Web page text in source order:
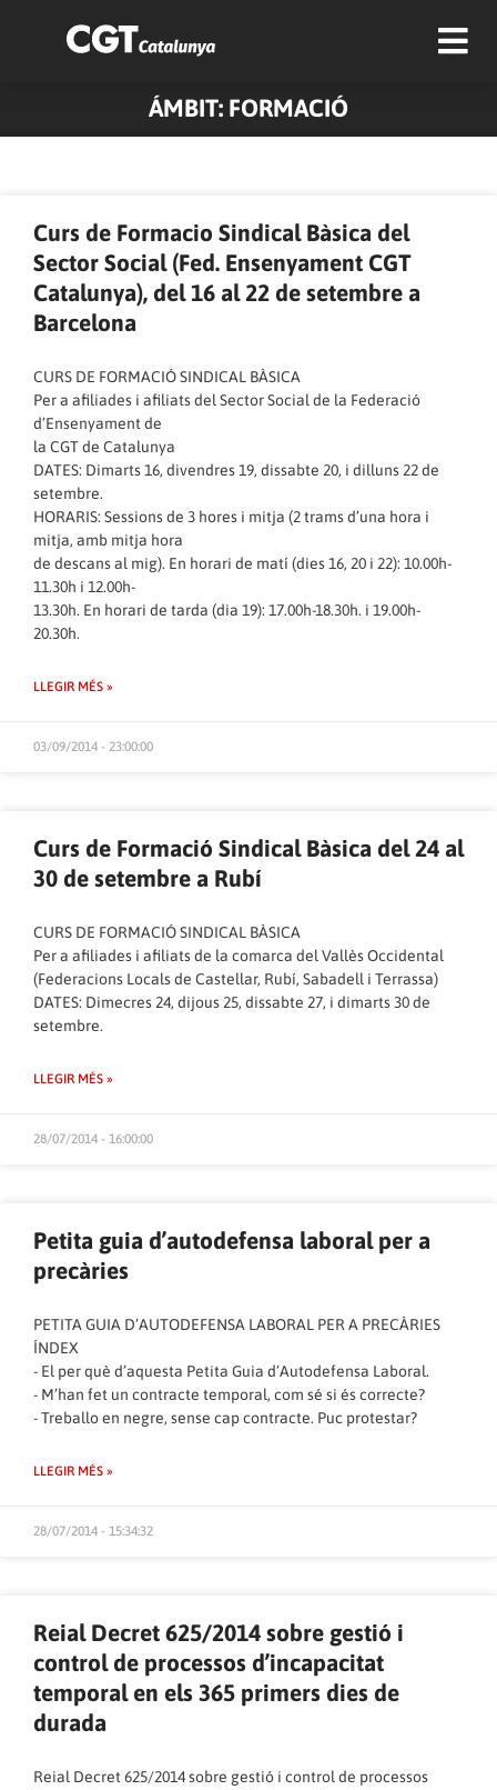
ÁMBIT: FORMACIÓ
Curs de Formacio Sindical Bàsica del
Sector Social (Fed. Ensenyament CGT
Catalunya), del 16 al 22 de setembre a
Barcelona
CURS DE FORMACIÓ SINDICAL BÀSICA
Per a afiliades i afiliats del Sector Social de la Federació
d’Ensenyament de
la CGT de Catalunya
DATES: Dimarts 16, divendres 19, dissabte 20, i dilluns 22 de
setembre.
HORARIS: Sessions de 3 hores i mitja (2 trams d’una hora i
mitja, amb mitja hora
de descans al mig). En horari de matí (dies 16, 20 i 22): 10.00h-
11.30h i 12.00h-
13.30h. En horari de tarda (dia 19): 17.00h-18.30h. i 19.00h-
20.30h.
LLEGIR MÉS »
03/09/2014 - 23:00:00
Curs de Formació Sindical Bàsica del 24 al
30 de setembre a Rubí
CURS DE FORMACIÓ SINDICAL BÀSICA
Per a afiliades i afiliats de la comarca del Vallès Occidental
(Federacions Locals de Castellar, Rubí, Sabadell i Terrassa)
DATES: Dimecres 24, dijous 25, dissabte 27, i dimarts 30 de
setembre.
LLEGIR MÉS »
28/07/2014 - 16:00:00
Petita guia d’autodefensa laboral per a
precàries
PETITA GUIA D’AUTODEFENSA LABORAL PER A PRECÀRIES
ÍNDEX
-‎ ‏El per què d’aquesta Petita Guia d’Autodefensa Laboral.
-‎ ‏M’han fet un contracte temporal,‭ ‬com sé si és correcte‭?
-‎ ‏Treballo en negre,‭ ‬sense cap contracte.‭ ‬Puc protestar‭?
LLEGIR MÉS »
28/07/2014 - 15:34:32
Reial Decret 625/2014 sobre gestió i
control de processos d’incapacitat
temporal en els 365 primers dies de
durada
Reial Decret 625/2014 sobre gestió i control de processos